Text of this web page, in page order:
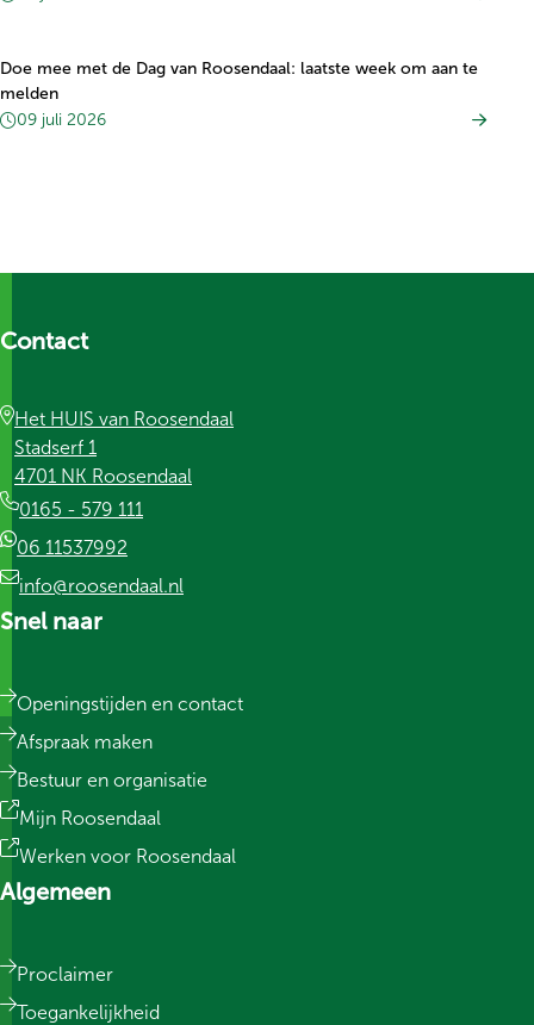
Doe mee met de Dag van Roosendaal: laatste week om aan te
melden
09 juli 2026
Contact
Het HUIS van Roosendaal
Stadserf 1
4701 NK Roosendaal
0165 - 579 111
06 11537992
info@roosendaal.nl
Snel naar
Openingstijden en contact
Afspraak maken
Bestuur en organisatie
Mijn Roosendaal
Werken voor Roosendaal
Algemeen
Proclaimer
Toegankelijkheid